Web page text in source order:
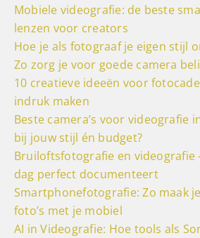
Mobiele videografie: de beste
lenzen voor creators
Hoe je als fotograaf je eigen stijl
Zo zorg je voor goede camera
10 creatieve ideeën voor
indruk maken
Beste camera’s voor videografie
bij jouw stijl én budget?
Bruiloftsfotografie en videografie
dag perfect documenteert
Smartphonefotografie: Zo maak
foto’s met je mobiel
AI in Videografie: Hoe tools als